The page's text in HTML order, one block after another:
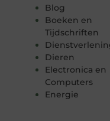
Blog
Boeken en
Tijdschriften
Dieren
Electronica en
Computers
Energie